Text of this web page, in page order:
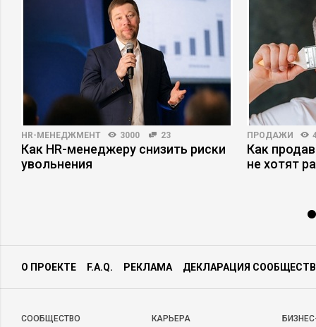
HR-МЕНЕДЖМЕНТ 3000 23
Как HR-менеджеру снизить риски
увольнения
ПРОДАЖИ
Как
не хотят
О ПРОЕКТЕ F.A.Q. РЕКЛАМА ДЕКЛАРАЦИЯ
CООБЩЕСТВО КАРЬЕРА